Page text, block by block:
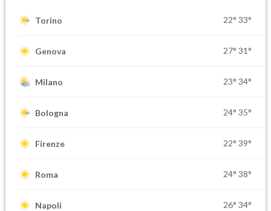
Torino 22° 33°
Genova 27° 31°
Milano 23° 34°
Bologna 24° 35°
Firenze 22° 39°
Roma 24° 38°
Napoli 26° 34°